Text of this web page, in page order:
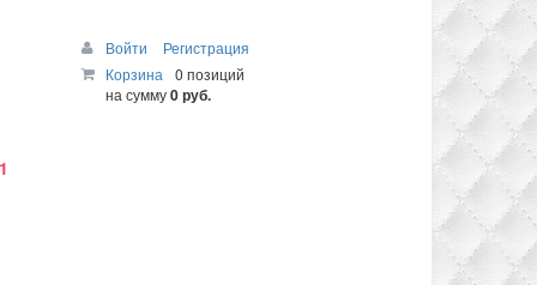
Войти
Регистрация
Корзина
0 позиций
на сумму0 руб.